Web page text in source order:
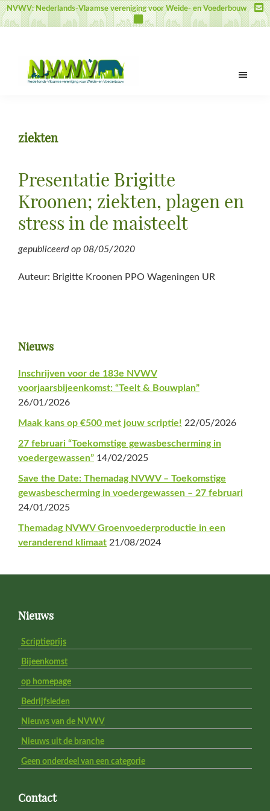
Door
naar
inhoud
Spring
naar
sidebar
Spring
naar
NVWV: Nederlands-Vlaamse vereniging voor Weide- en Voederbouw
voor
en
Voederbouw
ziekten
Presentatie Brigitte
Kroonen; ziekten, plagen en
stress in de maisteelt
gepubliceerd op 08/05/2020
Auteur: Brigitte Kroonen PPO Wageningen UR
Primaire
Sidebar
Nieuws
Inschrijven voor de 183e NVWV
voorjaarsbijeenkomst: “Teelt & Bouwplan”
26/01/2026
Maak kans op €500 met jouw scriptie! 22/05/2026
27 februari “Toekomstige gewasbescherming in
voedergewassen” 14/02/2025
Save the Date: Themadag NVWV – Toekomstige
gewasbescherming in voedergewassen – 27 februari
24/01/2025
Themadag NVWV Groenvoederproductie in een
veranderend klimaat 21/08/2024
FooterNieuws
Scriptieprijs
Bijeenkomst
op homepage
Bedrijfsleden
Nieuws van de NVWV
Nieuws uit de branche
Geen onderdeel van een categorie
Contact